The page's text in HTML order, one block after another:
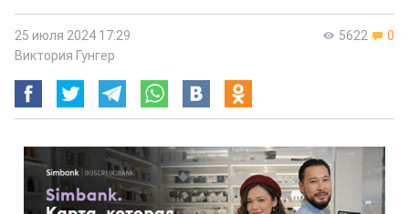
5622 0
25 июля 2024 17:29
Виктория Гунгер